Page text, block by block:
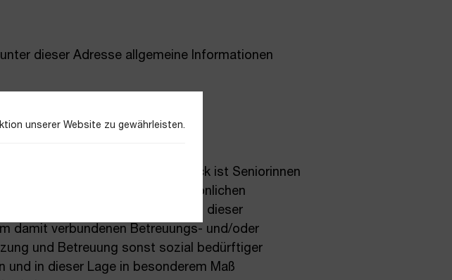
dieser Adresse allgemeine Informationen
Fonds. Sein Zweck ist Seniorinnen
Lebenswegs und ihrer persönlichen
Lebenszugänge auch in dieser
damit verbundenen Betreuungs- und/oder
und Betreuung sonst sozial bedürftiger
und in dieser Lage in besonderem Maß
unserer Website zu gewährleisten.